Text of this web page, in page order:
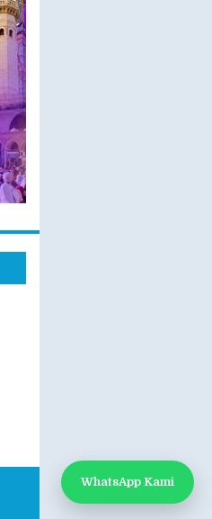
WhatsApp Kami